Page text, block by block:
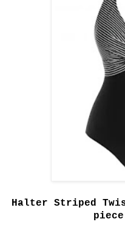
Halter Striped